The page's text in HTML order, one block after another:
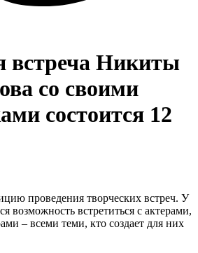
встреча Никиты
со своими
состоится 12
проведения творческих встреч. У
возможность встретиться с актерами,
– всеми теми, кто создает для них